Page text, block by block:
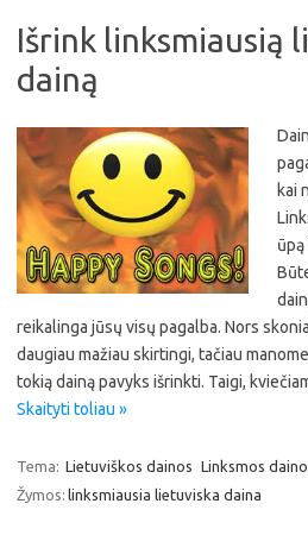
Išrink linksmiausią
dainą
kai
reikalinga jūsų visų pagalba. Nors
daugiau mažiau skirtingi, tačiau
tokią dainą pavyks išrinkti. Taigi,
Skaityti toliau »
Tema: Lietuviškos dainos Linksmos
Žymos: linksmiausia lietuviska daina